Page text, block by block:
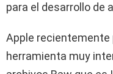
para el desarrollo de
Apple recientemente
herramienta muy